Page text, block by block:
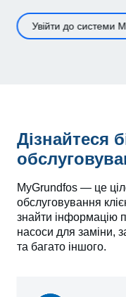
Увійти до системи
Дізнайтеся
MyGrundfos — це
обслуговування
знайти інформацію
насоси для заміни,
та багато іншого.